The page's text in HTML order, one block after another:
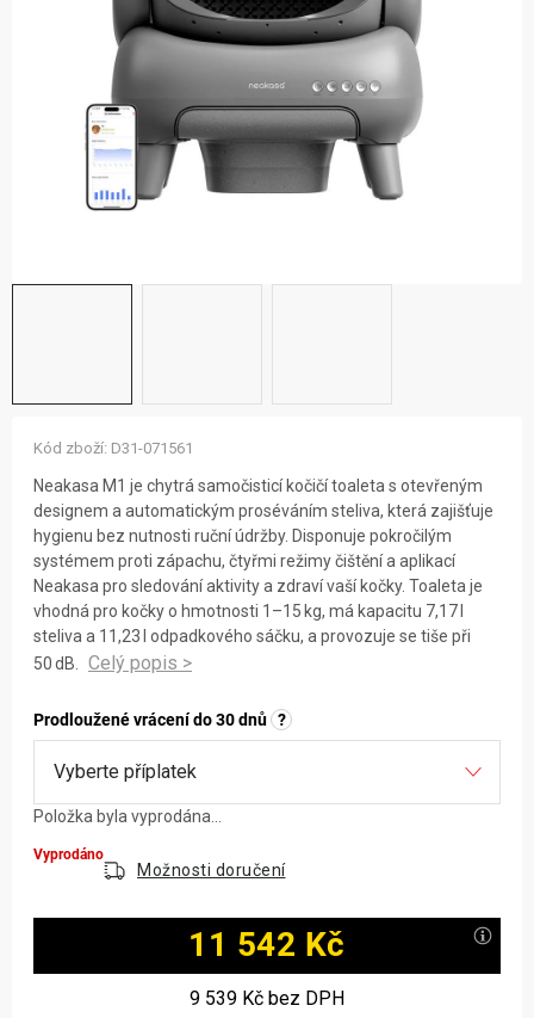
OSTATNÍ
12 důvodů proč Gigamat Možnosti dopravy
Kontakt
Neakasa M1 je chytrá samočisticí kočičí toaleta s otevřeným
designem a automatickým proséváním steliva, která zajišťuje
hygienu bez nutnosti ruční údržby. Disponuje pokročilým
systémem proti zápachu, čtyřmi režimy čištění a aplikací
Neakasa pro sledování aktivity a zdraví vaší kočky. Toaleta je
vhodná pro kočky o hmotnosti 1–15 kg, má kapacitu 7,17 l
steliva a 11,23 l odpadkového sáčku, a provozuje se tiše při
50 dB.
Prodloužené vrácení do 30 dnů ?
Položka byla vyprodána…
Vyprodáno
Možnosti doručení
11 542 Kč
9 539 Kč bez DPH
Kód zboží: D31-071561